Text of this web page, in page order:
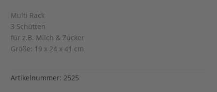
Multi Rack
3 Schütten
für z.B. Milch & Zucker
Größe: 19 x 24 x 41 cm
Artikelnummer:2525